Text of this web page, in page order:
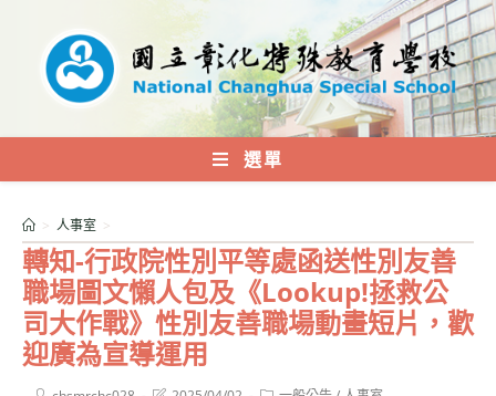
內
選單
轉知-行政院性別平等處函送性別友善
職場圖文懶人包及《Lookup!拯救公
司大作戰》性別友善職場動畫短片，歡
迎廣為宣導運用
> 人事室 >